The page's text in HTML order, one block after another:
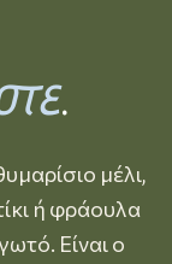
.
μέλι,
ή φράουλα
Είναι ο